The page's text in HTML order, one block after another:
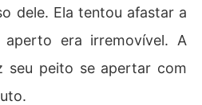
dele. Ela tentou afastar a
era irremovível. A
seu peito se apertar com